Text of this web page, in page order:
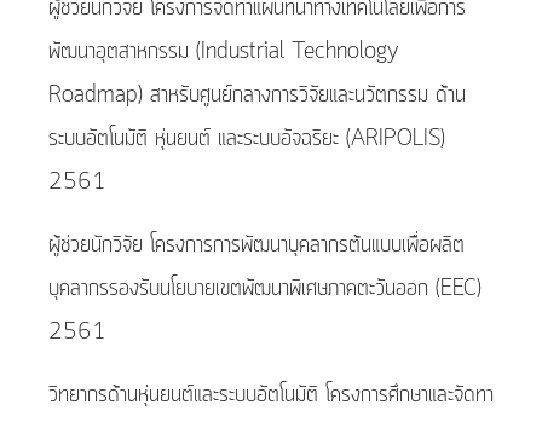
ผู้ช่วยนักวิจัย โครงการจัดทาแผนที่นาทางเทคโนโลยีเพื่อการ
พัฒนาอุตสาหกรรม (Industrial Technology
Roadmap) สาหรับศูนย์กลางการวิจัยและนวัตกรรม ด้าน
ระบบอัตโนมัติ หุ่นยนต์ และระบบอัจฉริยะ (ARIPOLIS)
2561
ผู้ช่วยนักวิจัย โครงการการพัฒนาบุคลากรต้นแบบเพื่อผลิต
บุคลากรรองรับนโยบายเขตพัฒนาพิเศษภาคตะวันออก (EEC)
2561
วิทยากรด้านหุ่นยนต์และระบบอัตโนมัติ โครงการศึกษาและจัดทา